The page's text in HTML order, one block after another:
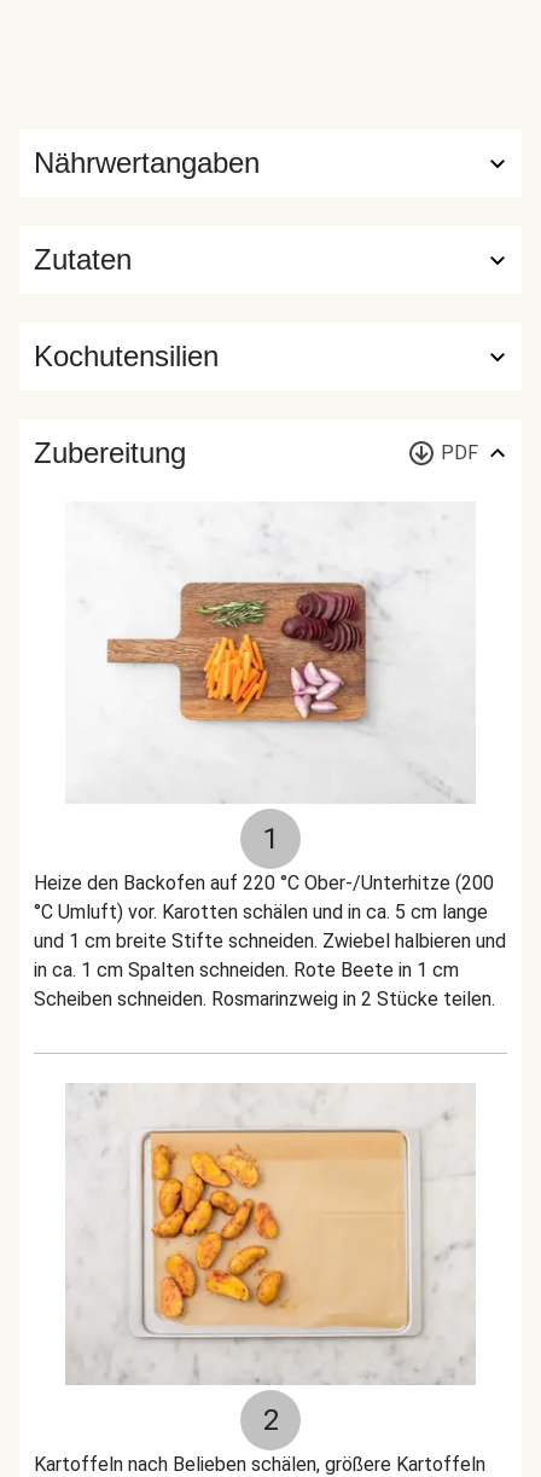
Zutaten
Nährwertangaben
Kochutensilien
Zubereitung PDF
1
Heize den Backofen auf 220 °C Ober-/Unterhitze (200
°C Umluft) vor. Karotten schälen und in ca. 5 cm lange
und 1 cm breite Stifte schneiden. Zwiebel halbieren und
in ca. 1 cm Spalten schneiden. Rote Beete in 1 cm
Scheiben schneiden. Rosmarinzweig in 2 Stücke teilen.
2
Kartoffeln nach Belieben schälen, größere Kartoffeln